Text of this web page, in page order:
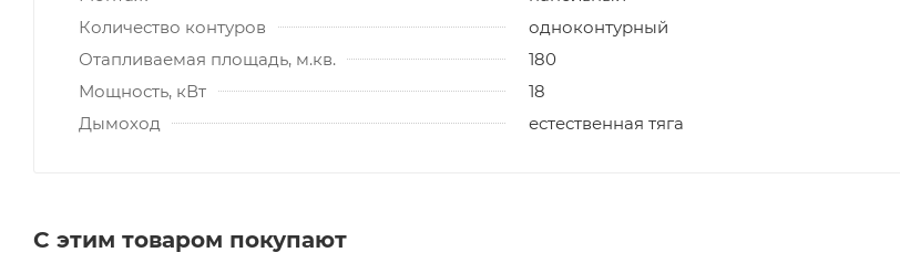
Количество контуров
одноконтурный
Отапливаемая площадь, м.кв.
180
Мощность, кВт
18
Дымоход
естественная тяга
С этим товаром покупают